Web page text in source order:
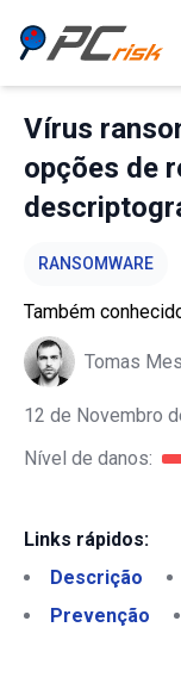
Vírus
opções de
RANSOMWARE
Também
Tomas
12 de Novembro
Nível de danos:
Links rápidos:
Descrição
Prevenção